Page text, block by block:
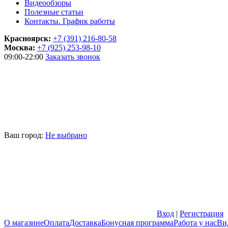
Видеообзоры
Полезные статьи
Контакты. График работы
Красноярск: +7 (391) 216-80-58
Москва: +7 (925) 253-98-10
09:00-22:00 Заказать звонок
Ваш город: Не выбрано
Вход | Регистрация
О магазинеОплатаДоставкаБонусная программаРабота у нас